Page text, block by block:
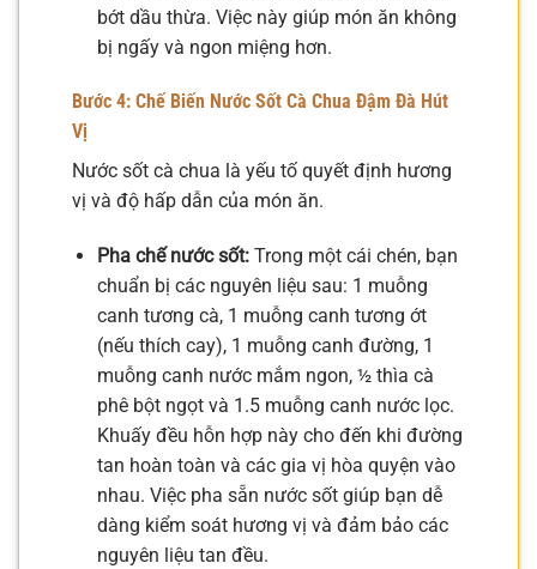
bớt dầu thừa. Việc này giúp món ăn không
bị ngấy và ngon miệng hơn.
Bước 4: Chế Biến Nước Sốt Cà Chua Đậm Đà Hút
Vị
Nước sốt cà chua là yếu tố quyết định hương
vị và độ hấp dẫn của món ăn.
Pha chế nước sốt:Trong một cái chén, bạn
chuẩn bị các nguyên liệu sau: 1 muỗng
canh tương cà, 1 muỗng canh tương ớt
(nếu thích cay), 1 muỗng canh đường, 1
muỗng canh nước mắm ngon, ½ thìa cà
phê bột ngọt và 1.5 muỗng canh nước lọc.
Khuấy đều hỗn hợp này cho đến khi đường
tan hoàn toàn và các gia vị hòa quyện vào
nhau. Việc pha sẵn nước sốt giúp bạn dễ
dàng kiểm soát hương vị và đảm bảo các
nguyên liệu tan đều.